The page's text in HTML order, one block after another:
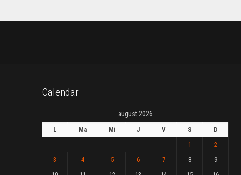
Calendar
august 2026
L Ma Mi J V S
D
1
2
3
4 5 6 7 8
9